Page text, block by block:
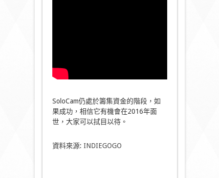
SoloCam仍處於籌集資金的階段，如
果成功，相信它有機會在2016年面
世，大家可以拭目以待。
資料來源: INDIEGOGO